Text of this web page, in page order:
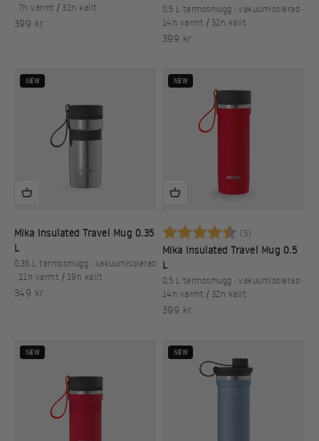
· 7h varmt / 32h kallt
REA-pris
399 kr
0,5 L termosmugg · vakuumisolerad ·
14h varmt / 32h kallt
REA-pris
399 kr
NEW
Mika Insulated Travel Mug 0.35
L
0,35 L termosmugg · vakuumisolerad
· 11h varmt / 19h kallt
REA-pris
349 kr
NEW
Betyg: (5)
Mika Insulated Travel Mug 0.5
L
0,5 L termosmugg · vakuumisolerad ·
14h varmt / 32h kallt
REA-pris
399 kr
NEW NEW